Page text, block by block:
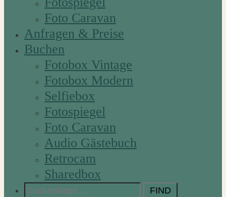
Foto Caravan
Anfragen & Preise
Buchen
Fotobox Vintage
Fotobox Modern
Selfiebox
Fotospiegel
Foto Caravan
Audio Gästebuch
Retrocam
Sharedbox
Search